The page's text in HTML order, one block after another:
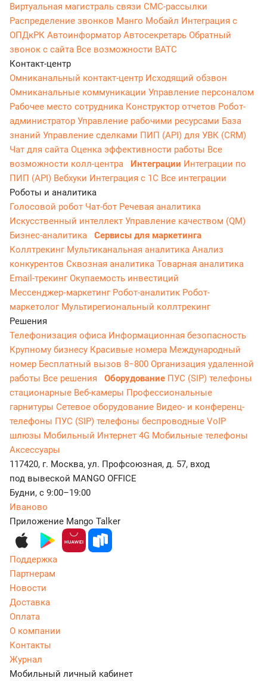
Виртуальная магистраль связи СМС-рассылки
Распределение звонков Манго Мобайл Интеграция с
ОПДкРК Автоинформатор Автосекретарь Обратный
звонок с сайта Все возможности ВАТС
Контакт-центр
Омниканальный контакт-центр Исходящий обзвон
Омниканальные коммуникации Управление персоналом
Рабочее место сотрудника Конструктор отчетов Робот-
администратор Управление рабочими ресурсами База
знаний Управление сделками ПИП (API) для УВК (CRM)
Чат для сайта Оценка эффективности работы Все
возможности колл-центра
Интеграции Интеграции по
ПИП (API) Вебхуки Интеграция с 1С Все интеграции
Роботы и аналитика
Голосовой робот Чат-бот Речевая аналитика
Искусственный интеллект Управление качеством (QM)
Бизнес-аналитика
Сервисы для маркетинга
Коллтрекинг Мультиканальная аналитика Анализ
конкурентов Сквозная аналитика Товарная аналитика
Email-трекингОкупаемость инвестиций
Мессенджер‑маркетинг Робот-аналитик Робот-
маркетолог Мультирегиональный коллтрекинг
Решения
Телефонизация офиса Информационная безопасность
Крупному бизнесу Красивые номера Международный
номер Бесплатный вызов 8−800 Организация удаленной
работы Все решения Оборудование ПУС (SIP) телефоны
стационарные Веб-камеры Профессиональные
гарнитуры Сетевое оборудование Видео- и конференц-
телефоны ПУС (SIP) телефоны беспроводные VoIP
шлюзы Мобильный Интернет 4G Мобильные телефоны
Аксессуары
117420, г. Москва, ул. Профсоюзная, д. 57, вход
под вывеской MANGO OFFICE
Будни, с 9:00–19:00
Иваново
Приложение Mango Talker
Поддержка
Партнерам
Новости
Доставка
Оплата
О компании
Контакты
Журнал
Мобильный личный кабинет